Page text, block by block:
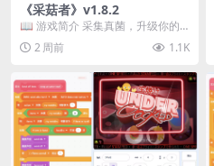
《采菇者》v1.8.2
📖 游戏简介 采集真菌，升级你的
机体，并前往未知领域探索。 这是
一款静谧的探索冒...
2 周前 1.1K